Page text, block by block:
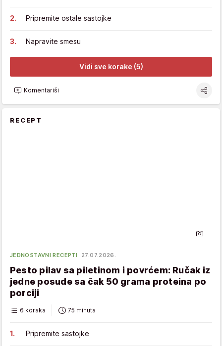
Pripremite ostale sastojke
Napravite smesu
Vidi sve korake (5)
Komentariši
RECEPT
JEDNOSTAVNI RECEPTI 27.07.2026.
Pesto pilav sa piletinom i povrćem: Ručak iz
jedne posude sa čak 50 grama proteina po
porciji
6 koraka 75 minuta
Pripremite sastojke